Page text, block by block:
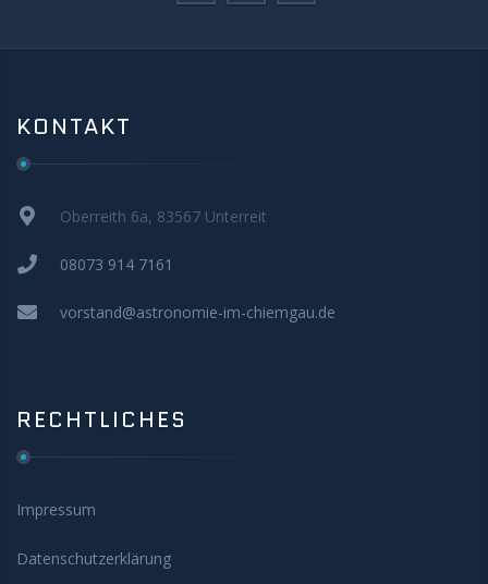
KONTAKT
Oberreith 6a, 83567 Unterreit
08073 914 7161
vorstand@astronomie-im-chiemgau.de
RECHTLICHES
Impressum
Datenschutzerklärung